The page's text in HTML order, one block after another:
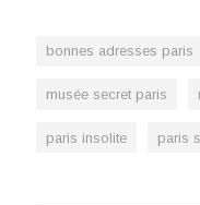
bonnes adresses paris
musée secret paris
paris insolite paris